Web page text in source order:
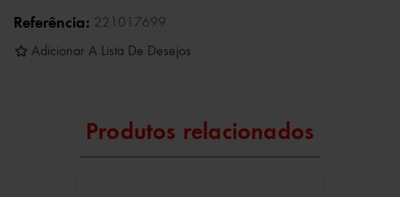
Referência: 221017699
Adicionar A Lista De Desejos
Produtos relacionados